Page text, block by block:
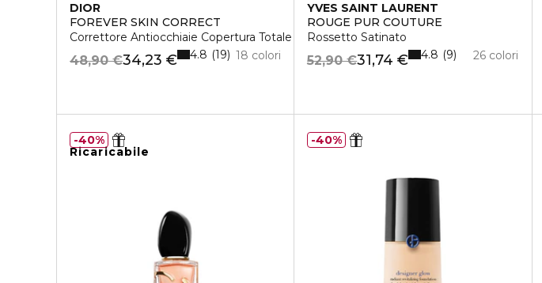
DIOR
FOREVER SKIN CORRECT
Correttore Antiocchiaie Copertura Totale
34,23 €
48,90 € 18 colori
4.8 19
YVES SAINT LAURENT
ROUGE PUR COUTURE
Rossetto Satinato
31,74 €
52,90 € 26 colori
4.8 9
Ricaricabile
40% 40%